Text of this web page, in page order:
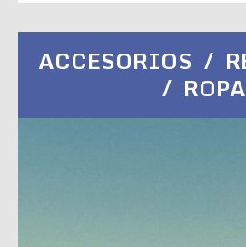
ACCESORIOS /
/ ROPA